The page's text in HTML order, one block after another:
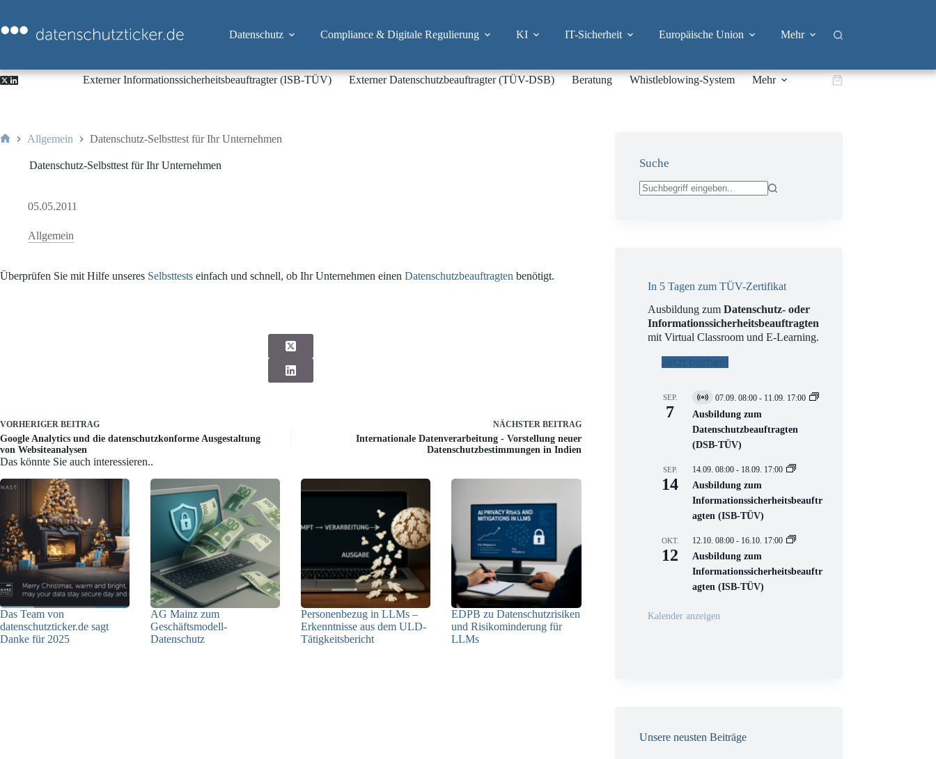
springen
Datenschutz Compliance & Digitale Regulierung KI IT-Sicherheit Europäische Union Mehr
Externer Informationssicherheitsbeauftragter (ISB-TÜV) Externer Datenschutzbeauftragter (TÜV-DSB) Beratung Whistleblowing-System Mehr Warenkorb
Allgemein Datenschutz-Selbsttest für Ihr Unternehmen
Datenschutz-Selbsttest für Ihr Unternehmen
05.05.2011
Allgemein
Überprüfen Sie mit Hilfe unseres Selbsttests einfach und schnell, ob Ihr Unternehmen einen Datenschutzbeauftragten benötigt.
VORHERIGER BEITRAG
Google Analytics und die datenschutzkonforme Ausgestaltung
von Websiteanalysen
NÄCHSTER BEITRAG
Internationale Datenverarbeitung - Vorstellung neuer
Datenschutzbestimmungen in Indien
Das könnte Sie auch interessieren..
Das Team von
datenschutzticker.de sagt
Danke für 2025
AG Mainz zum
Geschäftsmodell-
Datenschutz
Personenbezug in LLMs –
Erkenntnisse aus dem ULD-
Tätigkeitsbericht
EDPB zu Datenschutzrisiken
und Risikominderung für
LLMs
Suche
In 5 Tagen zum TÜV-Zertifikat
Ausbildung zumDatenschutz- oder
Informationssicherheitsbeauftragten
mit Virtual Classroom und E-Learning.
Jetzt buchen!
SEP.
7
V
i
t
u
l
V
e
r
n
s
t
a
t
n
07.09. 08:00 - 11.09. 17:00
Ausbildung zum
Datenschutzbeauftragten
(DSB-TÜV)
SEP.
14
14.09. 08:00 - 18.09. 17:00
Ausbildung zum
Informationssicherheitsbeauftr
agten (ISB-TÜV)
OKT.
12
12.10. 08:00 - 16.10. 17:00
Ausbildung zum
Informationssicherheitsbeauftr
agten (ISB-TÜV)
Kalender anzeigen
Unsere neusten Beiträge